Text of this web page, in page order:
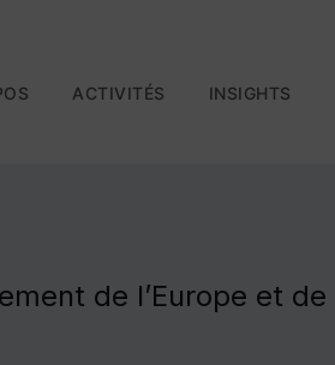
ACTIVITÉS INSIGHTS
de l’Europe et de